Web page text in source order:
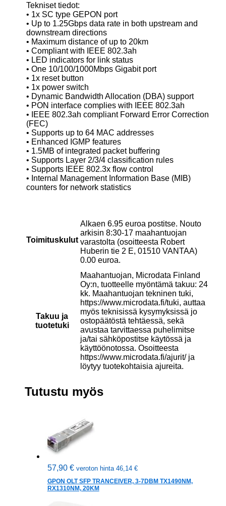
Tekniset tiedot:
• 1x SC type GEPON port
• Up to 1.25Gbps data rate in both upstream and
downstream directions
• Maximum distance of up to 20km
• Compliant with IEEE 802.3ah
• LED indicators for link status
• One 10/100/1000Mbps Gigabit port
• 1x reset button
• 1x power switch
• Dynamic Bandwidth Allocation (DBA) support
• PON interface complies with IEEE 802.3ah
• IEEE 802.3ah compliant Forward Error Correction
(FEC)
• Supports up to 64 MAC addresses
• Enhanced IGMP features
• 1.5MB of integrated packet buffering
• Supports Layer 2/3/4 classification rules
• Supports IEEE 802.3x flow control
• Internal Management Information Base (MIB)
counters for network statistics
Toimituskulut
Alkaen 6.95 euroa postitse. Nouto
arkisin 8:30-17 maahantuojan
varastolta (osoitteesta Robert
Huberin tie 2 E, 01510 VANTAA)
0.00 euroa.
Takuu ja
tuotetuki
Maahantuojan, Microdata Finland
Oy:n, tuotteelle myöntämä takuu: 24
kk. Maahantuojan tekninen tuki,
https://www.microdata.fi/tuki, auttaa
myös teknisissä kysymyksissä jo
ostopäätöstä tehtäessä, sekä
avustaa tarvittaessa puhelimitse
ja/tai sähköpostitse käytössä ja
käyttöönotossa. Osoitteesta
https://www.microdata.fi/ajurit/ ja
löytyy tuotekohtaisia ajureita.
Tutustu myös
57,90 € veroton hinta 46,14 €
GPON OLT SFP TRANCEIVER, 3-7DBM TX1490NM,
RX1310NM, 20KM